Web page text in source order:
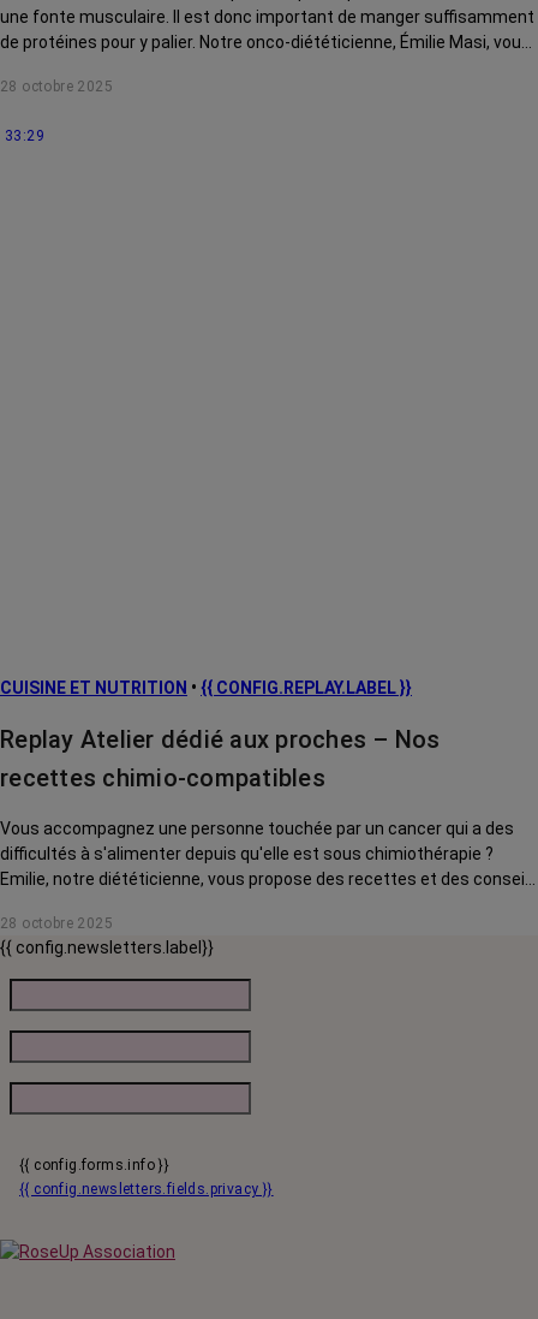
une fonte musculaire. Il est donc important de manger suffisamment
de protéines pour y palier. Notre onco-diététicienne, Émilie Masi, vous
28 octobre 2025
33:29
CUISINE ET NUTRITION • {{ CONFIG.REPLAY.LABEL }}
Replay Atelier dédié aux proches – Nos
recettes chimio-compatibles
Vous accompagnez une personne touchée par un cancer qui a des
difficultés à s'alimenter depuis qu'elle est sous chimiothérapie ?
Emilie, notre diététicienne, vous propose des recettes et des conseils
28 octobre 2025
{{ config.newsletters.label}}
{{ config.forms.info }}
{{ config.newsletters.fields.privacy }}